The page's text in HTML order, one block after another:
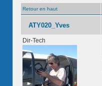
Retour en haut
ATY020_Yves
Dir-Tech